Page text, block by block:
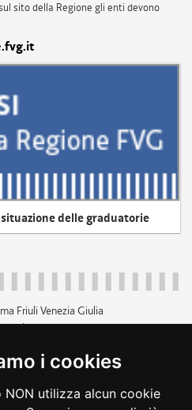
i cookies
NON utilizza alcun cookie
sito della Regione gli enti devono
delle graduatorie
Friuli Venezia Giulia
p.iva 00526040324
3771111